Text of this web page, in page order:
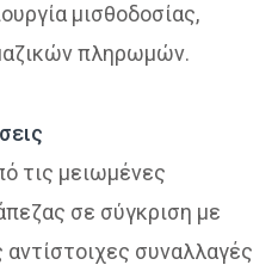
μισθοδοσίας,
πληρωμών.
τις μειωμένες
σε σύγκριση με
αντίστοιχες συναλλαγές